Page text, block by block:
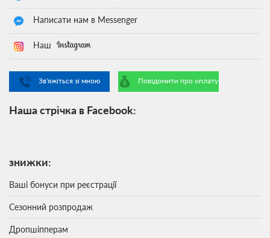
Написати нам в Messenger
Наш
Зв'яжіться зі мною Повідомити про оплату
Наша стрічка в Facebook:
знижки:
Ваші бонуси при реєстрації
Сезонний розпродаж
Дропшіпперам